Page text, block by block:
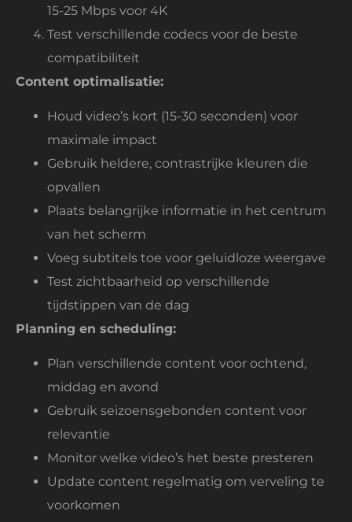
15-25 Mbps voor 4K
Test verschillende codecs voor de beste
compatibiliteit
Content optimalisatie:
Houd video’s kort (15-30 seconden) voor
maximale impact
Gebruik heldere, contrastrijke kleuren die
opvallen
Plaats belangrijke informatie in het centrum
van het scherm
Voeg subtitels toe voor geluidloze weergave
Test zichtbaarheid op verschillende
tijdstippen van de dag
Planning en scheduling:
Plan verschillende content voor ochtend,
middag en avond
Gebruik seizoensgebonden content voor
relevantie
Monitor welke video’s het beste presteren
Update content regelmatig om verveling te
voorkomen